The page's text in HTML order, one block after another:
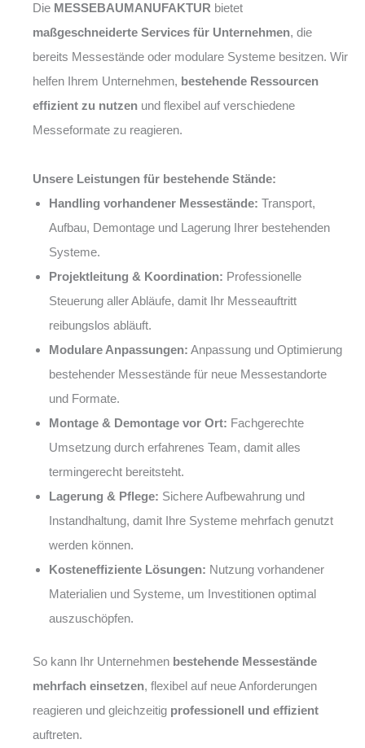
Die MESSEBAUMANUFAKTUR bietet
maßgeschneiderte Services für Unternehmen, die
bereits Messestände oder modulare Systeme besitzen. Wir
helfen Ihrem Unternehmen, bestehende Ressourcen
effizient zu nutzen und flexibel auf verschiedene
Messeformate zu reagieren.
Unsere Leistungen für bestehende Stände:
Handling vorhandener Messestände: Transport,
Aufbau, Demontage und Lagerung Ihrer bestehenden
Systeme.
Projektleitung & Koordination: Professionelle
Steuerung aller Abläufe, damit Ihr Messeauftritt
reibungslos abläuft.
Modulare Anpassungen: Anpassung und Optimierung
bestehender Messestände für neue Messestandorte
und Formate.
Montage & Demontage vor Ort: Fachgerechte
Umsetzung durch erfahrenes Team, damit alles
termingerecht bereitsteht.
Lagerung & Pflege: Sichere Aufbewahrung und
Instandhaltung, damit Ihre Systeme mehrfach genutzt
werden können.
Kosteneffiziente Lösungen: Nutzung vorhandener
Materialien und Systeme, um Investitionen optimal
auszuschöpfen.
So kann Ihr Unternehmen bestehende Messestände
mehrfach einsetzen, flexibel auf neue Anforderungen
reagieren und gleichzeitig professionell und effizient
auftreten.